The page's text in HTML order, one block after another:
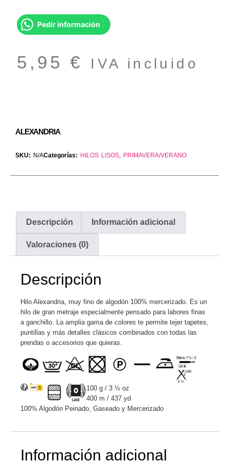
Pedir información
5,95€ IVA incluido
ALEXANDRIA
SKU: N/ACategorías: HILOS LISOS PRIMAVERA/VERANO
Descripción Información adicional
Valoraciones (0)
Descripción
Hilo Alexandria, muy fino de algodón 100% mercerizado. Es un
hilo de gran metraje especialmente pensado para labores finas
a ganchillo. La amplia gama de colores te permite tejer tapetes,
puntillas y más detalles clásicos combinados con todas las
prendas o accesorios que quieras.
100 g / 3 ½ oz
400 m / 437 yd
100% Algodón Peinado, Gaseado y Mercerizado
Información adicional